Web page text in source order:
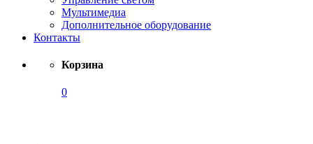
Мультимедиа
Дополнительное оборудование
Контакты
Корзина
0